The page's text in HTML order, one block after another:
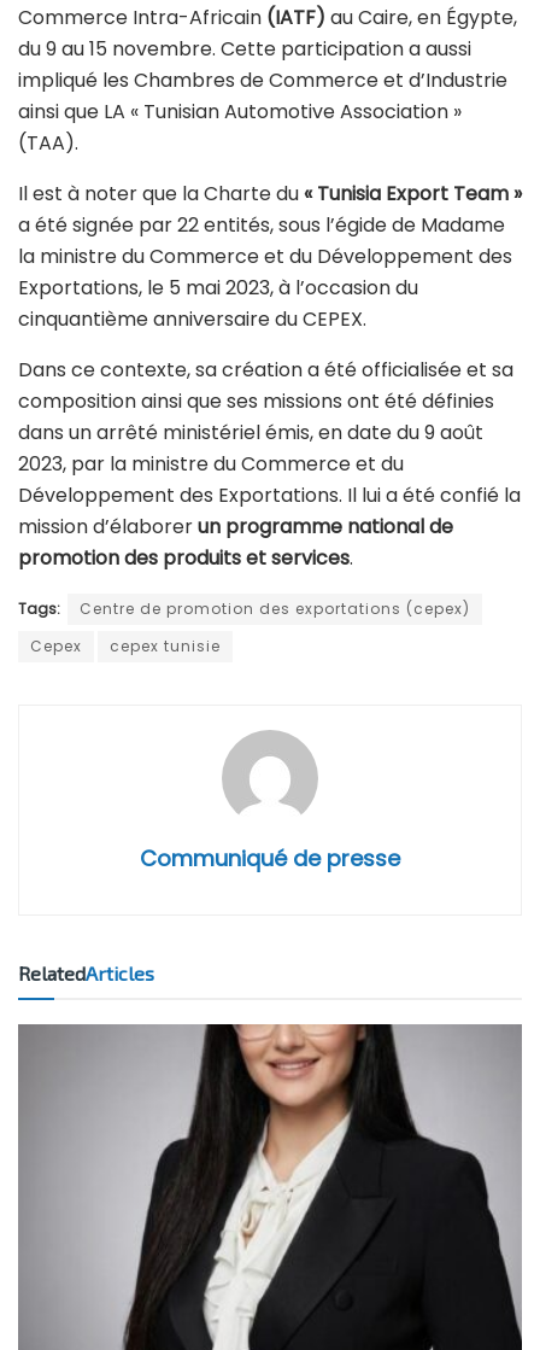
Commerce Intra-Africain (IATF) au Caire, en Égypte,
du 9 au 15 novembre. Cette participation a aussi
impliqué les Chambres de Commerce et d’Industrie
ainsi que LA « Tunisian Automotive Association »
(TAA).
Il est à noter que la Charte du« Tunisia Export Team »
a été signée par 22 entités, sous l’égide de Madame
la ministre du Commerce et du Développement des
Exportations, le 5 mai 2023, à l’occasion du
cinquantième anniversaire du CEPEX.
Dans ce contexte, sa création a été officialisée et sa
composition ainsi que ses missions ont été définies
dans un arrêté ministériel émis, en date du 9 août
2023, par la ministre du Commerce et du
Développement des Exportations. Il lui a été confié la
mission d’élaborerun programme national de
promotion des produits et services.
Tags:
Centre de promotion des exportations (cepex)
Cepex
cepex tunisie
Communiqué de presse
RelatedArticles